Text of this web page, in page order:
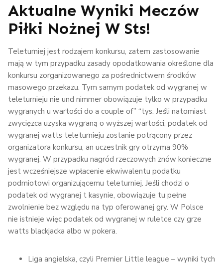
Aktualne Wyniki Meczów
Piłki Nożnej W Sts!
Teleturniej jest rodzajem konkursu, zatem zastosowanie
mają w tym przypadku zasady opodatkowania określone dla
konkursu zorganizowanego za pośrednictwem środków
masowego przekazu. Tym samym podatek od wygranej w
teleturnieju nie und nimmer obowiązuje tylko w przypadku
wygranych u wartości do a couple of” “tys. Jeśli natomiast
zwycięzca uzyska wygraną o wyższej wartości, podatek od
wygranej watts teleturnieju zostanie potrącony przez
organizatora konkursu, an uczestnik gry otrzyma 90%
wygranej. W przypadku nagród rzeczowych znów konieczne
jest wcześniejsze wpłacenie ekwiwalentu podatku
podmiotowi organizującemu teleturniej. Jeśli chodzi o
podatek od wygranej t kasynie, obowiązuje tu pełne
zwolnienie bez względu na typ oferowanej gry. W Polsce
nie istnieje więc podatek od wygranej w ruletce czy grze
watts blackjacka albo w pokera.
Liga angielska, czyli Premier Little league – wyniki tych